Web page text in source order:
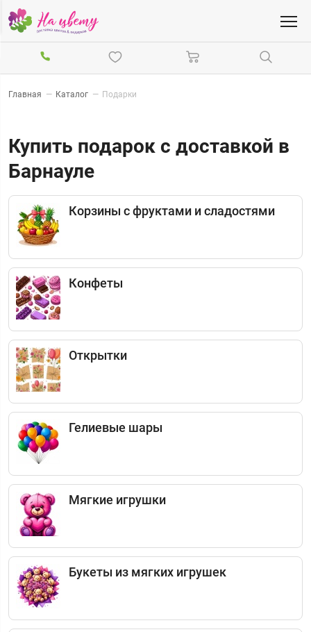
Главная — Каталог — Подарки
Купить подарок с доставкой в
Барнауле
Корзины с фруктами и сладостями
Конфеты
Открытки
Гелиевые шары
Мягкие игрушки
Букеты из мягких игрушек